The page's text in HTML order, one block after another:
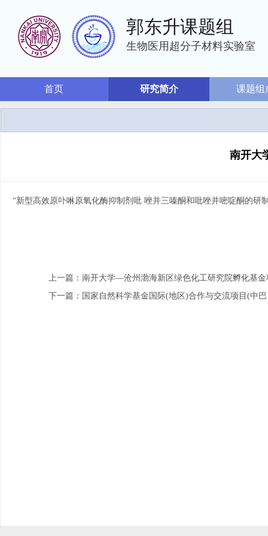
郭东升课题组
生物医用超分子材料实验室
首页 研究简介 课题组
南开大
“新型高效原卟啉原氧化酶抑制剂吡 唑并三嗪酮和吡唑并嘧啶酮的研
上一篇：南开大学—沧州渤海新区绿色化工研究院孵化基金
下一篇：国家自然科学基金国际(地区)合作与交流项目(中巴